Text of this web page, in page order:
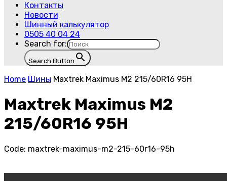
Контакты
Новости
Шинный калькулятор
0505 40 04 24
Search for:
Search Button
Home Шины Maxtrek Maximus M2 215/60R16 95H
Maxtrek Maximus M2
215/60R16 95H
Code: maxtrek-maximus-m2-215-60r16-95h